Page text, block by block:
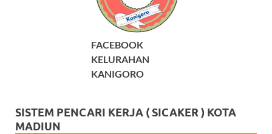
FACEBOOK
KELURAHAN
KANIGORO
SISTEM PENCARI KERJA ( SICAKER ) KOTA
MADIUN